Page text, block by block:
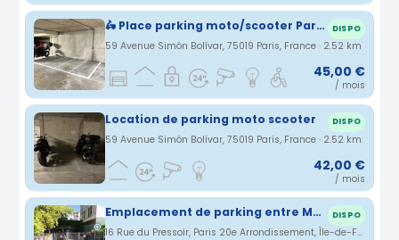
🛵 Place parking moto/scooter Paris 19e 🛵 DISPO
59 Avenue Simón Bolívar, 75019 Paris, France · 2.52 km
45,00 €
/ mois
Location de parking moto scooter DISPO
59 Avenue Simón Bolívar, 75019 Paris, France · 2.52 km
42,00 €
/ mois
Emplacement de parking entre Ménilmontant et Couronnes. DISPO
16 Rue du Pressoir, Paris 20e Arrondissement, Île-de-France, France · 2.56 km